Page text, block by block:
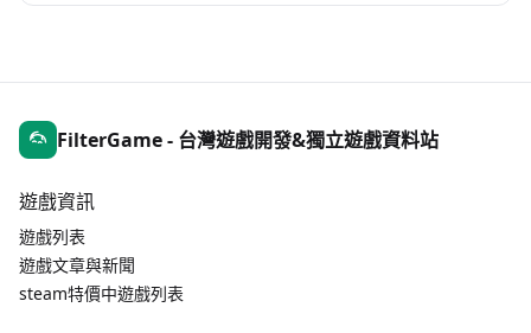
FilterGame - 台灣遊戲開發&獨立遊戲資料站
遊戲資訊
遊戲列表
遊戲文章與新聞
steam特價中遊戲列表